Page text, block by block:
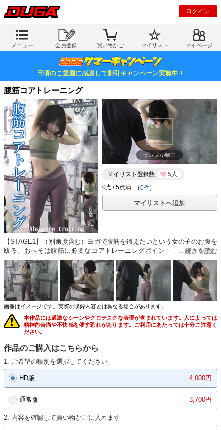
ログイン
メニュー 会員登録 買い物かご マイリスト マイページ
日頃のご愛顧に感謝して割引キャンペーン実施中！
腹筋コアトレーニング
サンプル動画
マイリスト登録数
5人
（0件）
マイリストへ追加
【STAGE1】（別角度含む）ヨガで腹筋を鍛えたいという女の子のお腹を
殴る。おへそは腹筋に必要なコアトレーニングポイント。【STAGE2】
（別角度含む）鳩尾へのパンチで腹筋の大切さを良く知ってもらう。油断
して柔らかくなっているお腹を狙い拳を埋める。【STAGE3】（別角度含
む）みぞおち・おへそ・下腹部それぞれの急所を猛特訓。腹筋が弱ってき
ても休ませずに失神するまで打ち込む。【STAGE4】（別角度含む）降参
し終了しても最後の仕上げに帰り際にも腹パンチ。腹筋のトレーニングは
油断してる時こそ効果がある。
画像はイメージです。実際の収録内容とは異なる場合があります。
本作品には過激なシーンやグロテスクな表現が含まれています。人によっては
精神的苦痛や不快感を催す恐れがあります。ご利用にあたっては十分ご注意く
ださい。
作品のご購入はこちらから
1. ご希望の種別を選択してください
HD版 4,000円
通常版 3,700円
2. 内容を確認して買い物かごに入れます